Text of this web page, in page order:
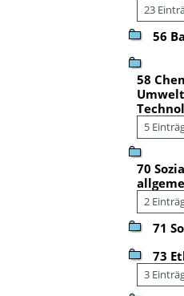
23
56
58
5
70
2
71
73
3